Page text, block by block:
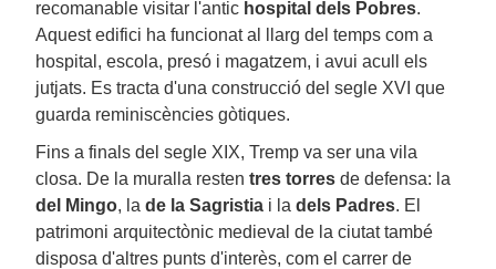
recomanable visitar l'antic hospital dels Pobres.
Aquest edifici ha funcionat al llarg del temps com a
hospital, escola, presó i magatzem, i avui acull els
jutjats. Es tracta d'una construcció del segle XVI que
guarda reminiscències gòtiques.
Fins a finals del segle XIX, Tremp va ser una vila
closa. De la muralla resten tres torres de defensa: la
del Mingo, la de la Sagristia i la dels Padres. El
patrimoni arquitectònic medieval de la ciutat també
disposa d'altres punts d'interès, com el carrer de